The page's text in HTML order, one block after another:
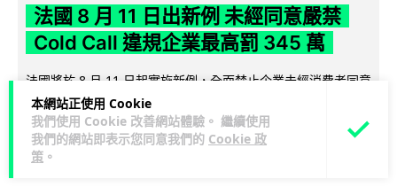
本網站正使用 Cookie
我們使用 Cookie 改善網站體驗。 繼續使用
我們的網站即表示您同意我們的 Cookie 政
策 。
法國 8 月 11 日出新例 未經同意嚴禁
Cold Call 違規企業最高罰 345 萬
法國將於 8 月 11 日起實施新例，全面禁止企業未經消費者同意
致電推銷，由「opt-out」拒接登記制轉為「opt-in」先徵同意
機制。違... 閱讀全文
329